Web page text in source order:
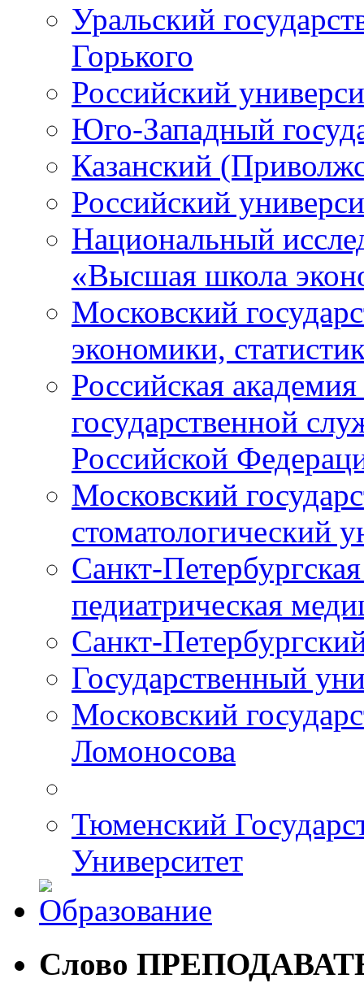
Уральский
Горького
Российский
Юго-Западный
Казанский
Российский
Национальный
«Высшая школа
Московский
экономики,
Российская
государственной
Российской
Московский
стоматологический
Санкт-
педиатрическая
Санкт-
Государственный
Московский
Ломоносова
Тюменский
Университет
Слово